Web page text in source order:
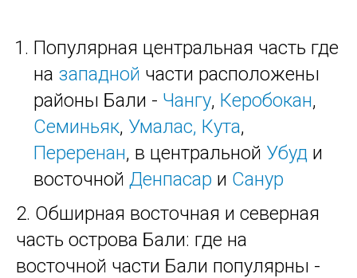
Популярная центральная часть где
на западной части расположены
районы Бали - Чангу, Керобокан,
Семиньяк, Умалас, Кута,
Переренан, в центральной Убуд и
восточной Денпасар и Санур
2. Обширная восточная и северная
часть острова Бали: где на
восточной части Бали популярны -